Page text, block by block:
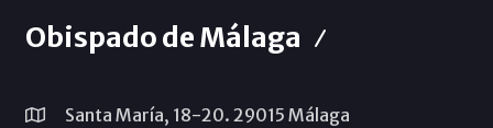
Obispado de Málaga
Santa María, 18-20. 29015 Málaga